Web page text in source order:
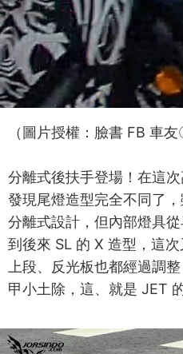
（圖片授權：臉書 FB 車友
分離式後扶手登場！在這
發現尾燈造型完全不同了
分離式設計，但內部燈具從
到後來 SL 的 X 造型，這
上段、反光板也都經過調
甲小土除，這、就是 JET